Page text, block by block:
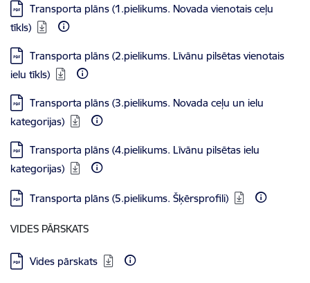
Lejupielādēt:
Transporta plāns (1.pielikums. Novada vienotais ceļu
tīkls)
Lejupielādēt:
Transporta plāns (2.pielikums. Līvānu pilsētas vienotais
ielu tīkls)
Lejupielādēt:
Transporta plāns (3.pielikums. Novada ceļu un ielu
kategorijas)
Lejupielādēt:
Transporta plāns (4.pielikums. Līvānu pilsētas ielu
kategorijas)
Lejupielādēt:
Transporta plāns (5.pielikums. Šķērsprofili)
VIDES PĀRSKATS
Lejupielādēt:
Vides pārskats